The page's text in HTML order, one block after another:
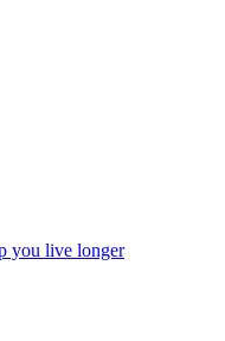
you live longer